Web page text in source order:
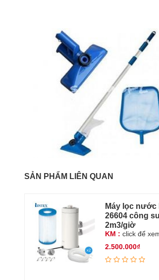
SẢN PHẨM LIÊN QUAN
Máy lọc nước
26604 công
2m3/giờ
KM : click để
2.500.000₫